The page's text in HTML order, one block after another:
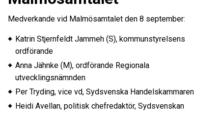
Medverkande vid Malmösamtalet den 8 september:
Katrin Stjernfeldt Jammeh (S), kommunstyrelsens
ordförande
Anna Jähnke (M), ordförande Regionala
utvecklingsnämnden
Per Tryding, vice vd, Sydsvenska Handelskammaren
Heidi Avellan, politisk chefredaktör, Sydsvenskan